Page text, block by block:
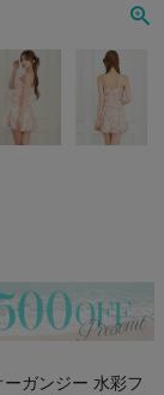
ーガンジー 水彩フ